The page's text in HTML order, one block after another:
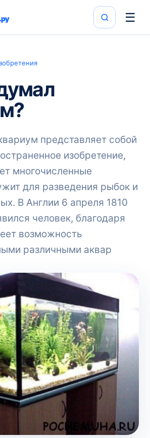
☰
представляет собой
изобретение,
многочисленные
для разведения рыбок и
В Англии 6 апреля 1810
человек, благодаря
возможность
различными аквар